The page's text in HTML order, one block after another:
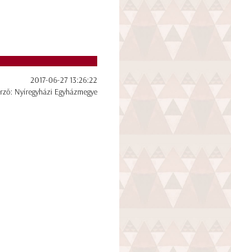
2017-06-27 13:26:22
Nyíregyházi Egyházmegye